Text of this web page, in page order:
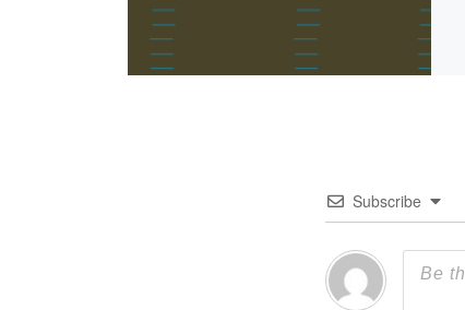
Subscribe